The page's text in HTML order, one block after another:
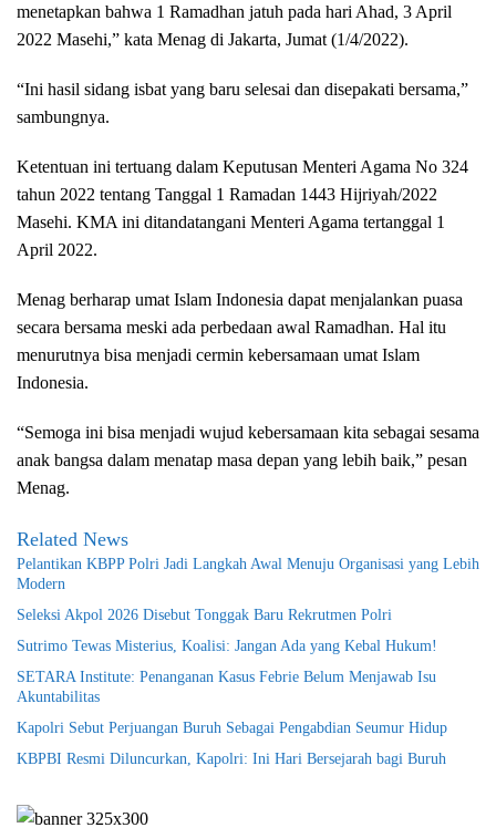
menetapkan bahwa 1 Ramadhan jatuh pada hari Ahad, 3 April
2022 Masehi,” kata Menag di Jakarta, Jumat (1/4/2022).
“Ini hasil sidang isbat yang baru selesai dan disepakati bersama,”
sambungnya.
Ketentuan ini tertuang dalam Keputusan Menteri Agama No 324
tahun 2022 tentang Tanggal 1 Ramadan 1443 Hijriyah/2022
Masehi. KMA ini ditandatangani Menteri Agama tertanggal 1
April 2022.
Menag berharap umat Islam Indonesia dapat menjalankan puasa
secara bersama meski ada perbedaan awal Ramadhan. Hal itu
menurutnya bisa menjadi cermin kebersamaan umat Islam
Indonesia.
“Semoga ini bisa menjadi wujud kebersamaan kita sebagai sesama
anak bangsa dalam menatap masa depan yang lebih baik,” pesan
Menag.
Related News
Pelantikan KBPP Polri Jadi Langkah Awal Menuju Organisasi yang Lebih
Modern
Seleksi Akpol 2026 Disebut Tonggak Baru Rekrutmen Polri
Sutrimo Tewas Misterius, Koalisi: Jangan Ada yang Kebal Hukum!
SETARA Institute: Penanganan Kasus Febrie Belum Menjawab Isu
Akuntabilitas
Kapolri Sebut Perjuangan Buruh Sebagai Pengabdian Seumur Hidup
KBPBI Resmi Diluncurkan, Kapolri: Ini Hari Bersejarah bagi Buruh